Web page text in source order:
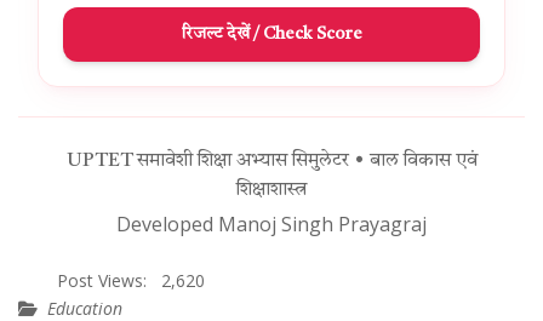
रिजल्ट देखें / Check Score
UPTET समावेशी शिक्षा अभ्यास सिमुलेटर • बाल विकास एवं
शिक्षाशास्त्र
Developed Manoj Singh Prayagraj
Post Views:
2,620
Education